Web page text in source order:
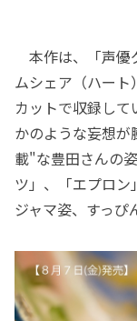
本作は、「声優
ムシェア（ハー
カットで収録し
かのような妄想
載"な豊田さんの
ツ」、「エプロ
ジャマ姿、すっぴ